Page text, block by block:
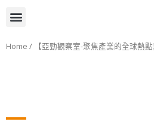
要
選
單
Home / 【亞勁觀察室-聚焦產業的全球熱